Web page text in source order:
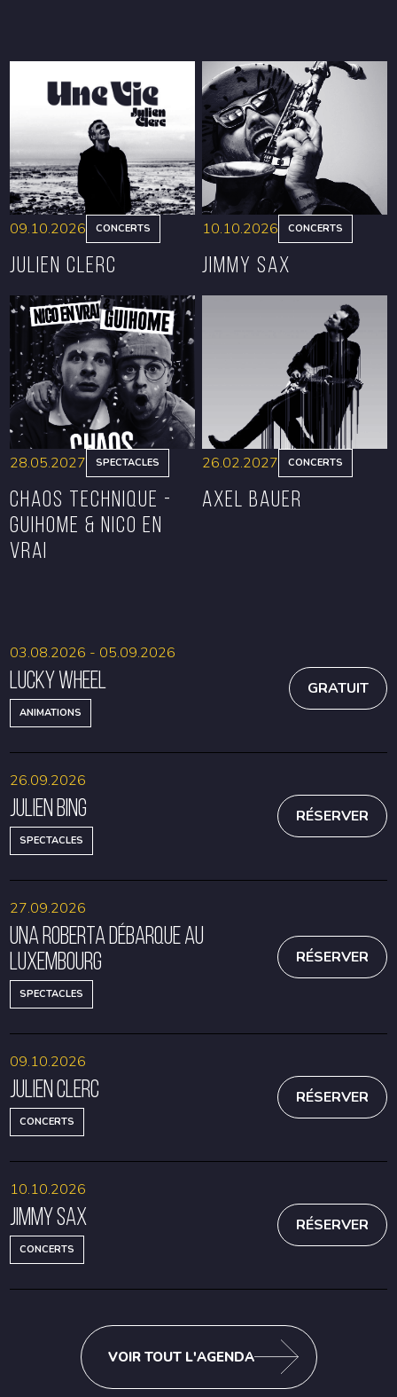
RÉSERVER
09.10.2026 CONCERTS
Julien Clerc
RÉSERVER
10.10.2026 CONCERTS
Jimmy Sax
28.05.2027 SPECTACLES
CHAOS TECHNIQUE -
GUIHOME & NICO EN
VRAI
26.02.2027 CONCERTS
Axel Bauer
Lucky Wheel
ANIMATIONS
03.08.2026 - 05.09.2026
GRATUIT
Julien Bing
SPECTACLES
26.09.2026
RÉSERVER
Una Roberta débarque au
Luxembourg
SPECTACLES
27.09.2026
RÉSERVER
Julien Clerc
CONCERTS
09.10.2026
RÉSERVER
Jimmy Sax
CONCERTS
10.10.2026
RÉSERVER
VOIR TOUT L'AGENDA